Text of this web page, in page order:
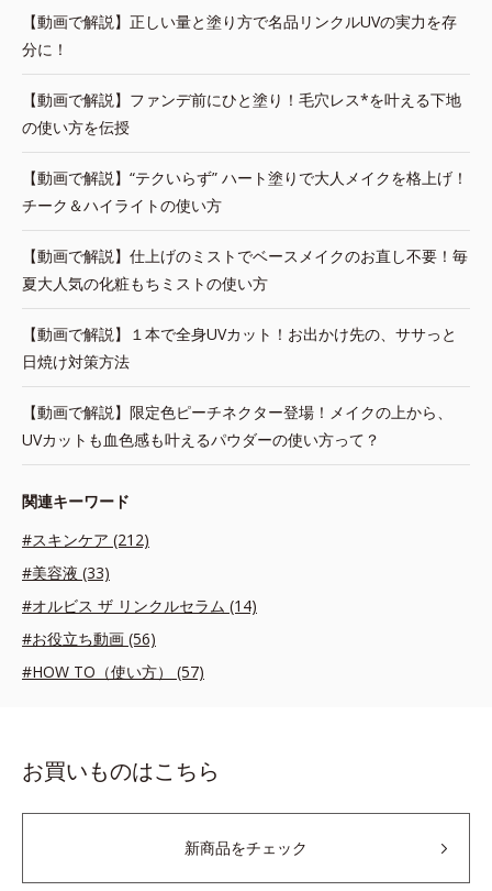
【動画で解説】正しい量と塗り方で名品リンクルUVの実力を存
分に！
【動画で解説】ファンデ前にひと塗り！毛穴レス*を叶える下地
の使い方を伝授
【動画で解説】“テクいらず” ハート塗りで大人メイクを格上げ！
チーク＆ハイライトの使い方
【動画で解説】仕上げのミストでベースメイクのお直し不要！毎
夏大人気の化粧もちミストの使い方
【動画で解説】１本で全身UVカット！お出かけ先の、ササっと
日焼け対策方法
【動画で解説】限定色ピーチネクター登場！メイクの上から、
UVカットも血色感も叶えるパウダーの使い方って？
関連キーワード
#スキンケア (212)
#美容液 (33)
#オルビス ザ リンクルセラム (14)
#お役立ち動画 (56)
#HOW TO（使い方） (57)
お買いものはこちら
新商品をチェック